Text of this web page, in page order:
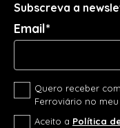
Subscreva a
Email*
Quero receber
Ferroviário no
Aceito a Política